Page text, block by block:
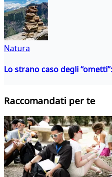
Natura
Lo strano caso degli
Raccomandati per te